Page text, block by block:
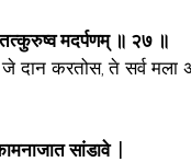
तत्कुरुष्व मदर्पणम् ॥ २७ ॥
करतोस, ते सर्व मला
सांडावे  |